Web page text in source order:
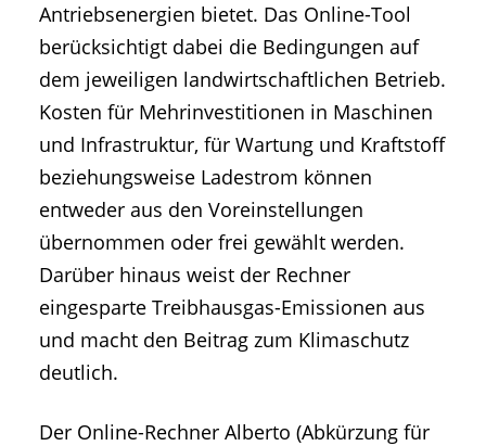
Antriebsenergien bietet. Das Online-Tool
berücksichtigt dabei die Bedingungen auf
dem jeweiligen landwirtschaftlichen Betrieb.
Kosten für Mehrinvestitionen in Maschinen
und Infrastruktur, für Wartung und Kraftstoff
beziehungsweise Ladestrom können
entweder aus den Voreinstellungen
übernommen oder frei gewählt werden.
Darüber hinaus weist der Rechner
eingesparte Treibhausgas-Emissionen aus
und macht den Beitrag zum Klimaschutz
deutlich.
Der Online-Rechner Alberto (Abkürzung für